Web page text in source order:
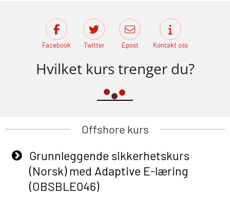
Facebook Twitter Epost Kontakt oss
Hvilket kurs trenger du?
Offshore kurs
Grunnleggende sikkerhetskurs
(Norsk) med Adaptive E-læring
(OBSBLE046)